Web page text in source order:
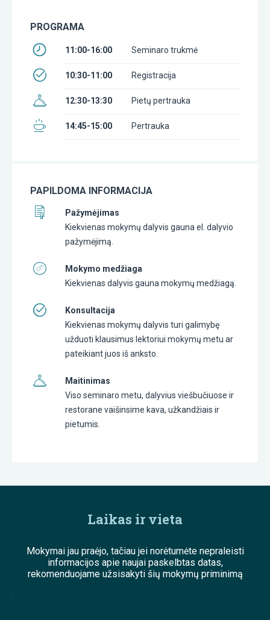
PROGRAMA
11:00-16:00 Seminaro trukmė
10:30-11:00 Registracija
12:30-13:30 Pietų pertrauka
14:45-15:00 Pertrauka
PAPILDOMA INFORMACIJA
Pažymėjimas
Kiekvienas mokymų dalyvis gauna el. dalyvio
pažymėjimą.
Mokymo medžiaga
Kiekvienas dalyvis gauna mokymų medžiagą.
Konsultacija
Kiekvienas mokymų dalyvis turi galimybę
užduoti klausimus lektoriui mokymų metu ar
pateikiant juos iš anksto.
Maitinimas
Viso seminaro metu, dalyvius viešbučiuose ir
restorane vaišinsime kava, užkandžiais ir
pietumis.
Laikas ir vieta
Mokymai jau praėjo, tačiau jei norėtumėte nepraleisti
informacijos apie naujai paskelbtas datas,
rekomenduojame užsisakyti šių mokymų priminimą
;